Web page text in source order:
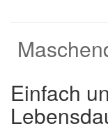
Einfach